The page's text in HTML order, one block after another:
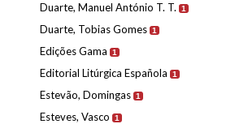
Duarte, Manuel António T. T. 1
Duarte, Tobias Gomes 1
Edições Gama 1
Editorial Litúrgica Española 1
Estevão, Domingas 1
Esteves, Vasco 1